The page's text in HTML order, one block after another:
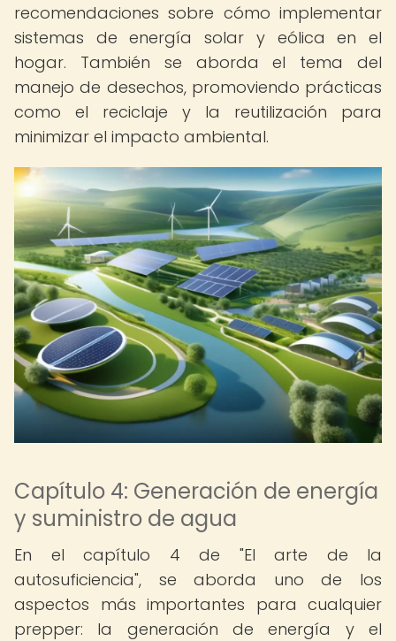
recomendaciones sobre cómo implementar
sistemas de energía solar y eólica en el
hogar. También se aborda el tema del
manejo de desechos, promoviendo prácticas
como el reciclaje y la reutilización para
minimizar el impacto ambiental.
Capítulo 4: Generación de energía
y suministro de agua
En el capítulo 4 de "El arte de la
autosuficiencia", se aborda uno de los
aspectos más importantes para cualquier
prepper: la generación de energía y el